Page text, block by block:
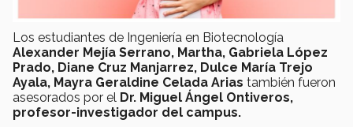
Los estudiantes de Ingeniería en Biotecnología
Alexander Mejía Serrano, Martha, Gabriela López
Prado, Diane Cruz Manjarrez, Dulce María Trejo
Ayala, Mayra Geraldine Celada Arias también fueron
asesorados por el Dr. Miguel Ángel Ontiveros,
profesor-investigador del campus.